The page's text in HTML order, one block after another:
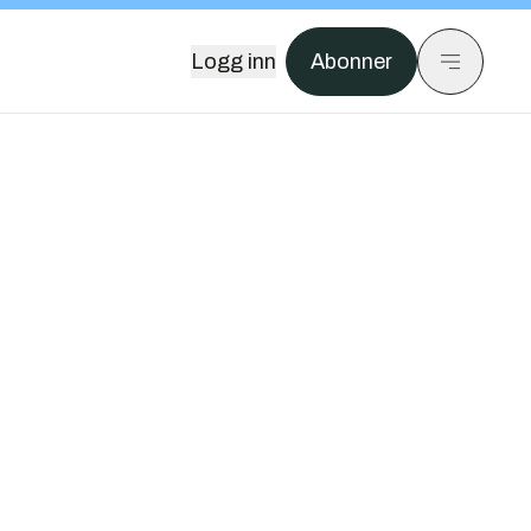
Logg inn Abonner